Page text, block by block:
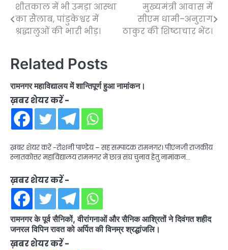
Post
navigation
शीतकाल में भी उमड़ा आस्था
का सैलाब, पांडुकेश्वर में
श्रद्धालुओं की भारी भीड़।
मुख्यमंत्री आवास में
सीएम धामी–अनुराग
ठाकुर की शिष्टाचार भेंट।
Related Posts
रामनगर महाविद्यालय में शान्तिपूर्ण हुआ नामांकन।
ख़बर शेयर करें -
ख़बर शेयर करें -रोशनी पाण्डेय – सह सम्पादक रामनगर। पीएनजी राजकीय
स्नातकोत्तर महाविद्यालय रामनगर में छात्र संघ चुनाव हेतु नामांकन…
ख़बर शेयर करें -
रामनगर के पूर्व सैनिकों, वीरांगनाओं और सैनिक आश्रितों ने दिवंगत शहीद
जनरल विपिन रावत को अर्पित की विनम्र श्रद्धांजलि।
ख़बर शेयर करें -